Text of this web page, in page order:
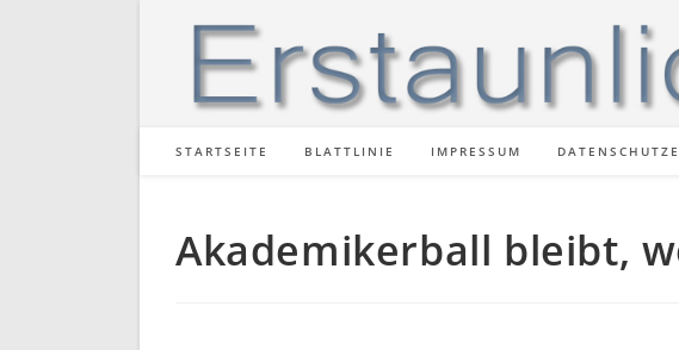
STARTSEITE BLATTLINIE IMPRESSUM
Akademikerball bleibt,